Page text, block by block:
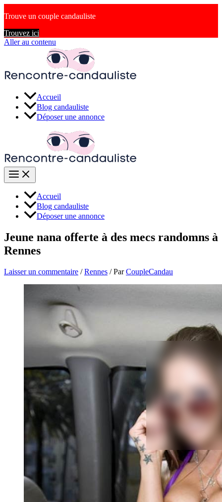
Trouve un couple candauliste
Trouvez ici
Aller au contenu
Accueil
Blog candauliste
Déposer une annonce
Accueil
Blog candauliste
Déposer une annonce
Jeune nana offerte à des mecs randomns à
Rennes
Laisser un commentaire /Rennes / ParCoupleCandau